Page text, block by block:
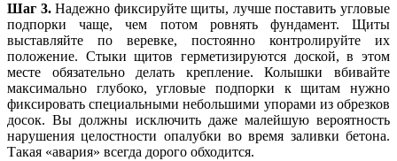
Шаг 3.Надежно фиксируйте щиты, лучше поставить угловые
подпорки чаще, чем потом ровнять фундамент. Щиты
выставляйте по веревке, постоянно контролируйте их
положение. Стыки щитов герметизируются доской, в этом
месте обязательно делать крепление. Колышки вбивайте
максимально глубоко, угловые подпорки к щитам нужно
фиксировать специальными небольшими упорами из обрезков
досок. Вы должны исключить даже малейшую вероятность
нарушения целостности опалубки во время заливки бетона.
Такая «авария» всегда дорого обходится.